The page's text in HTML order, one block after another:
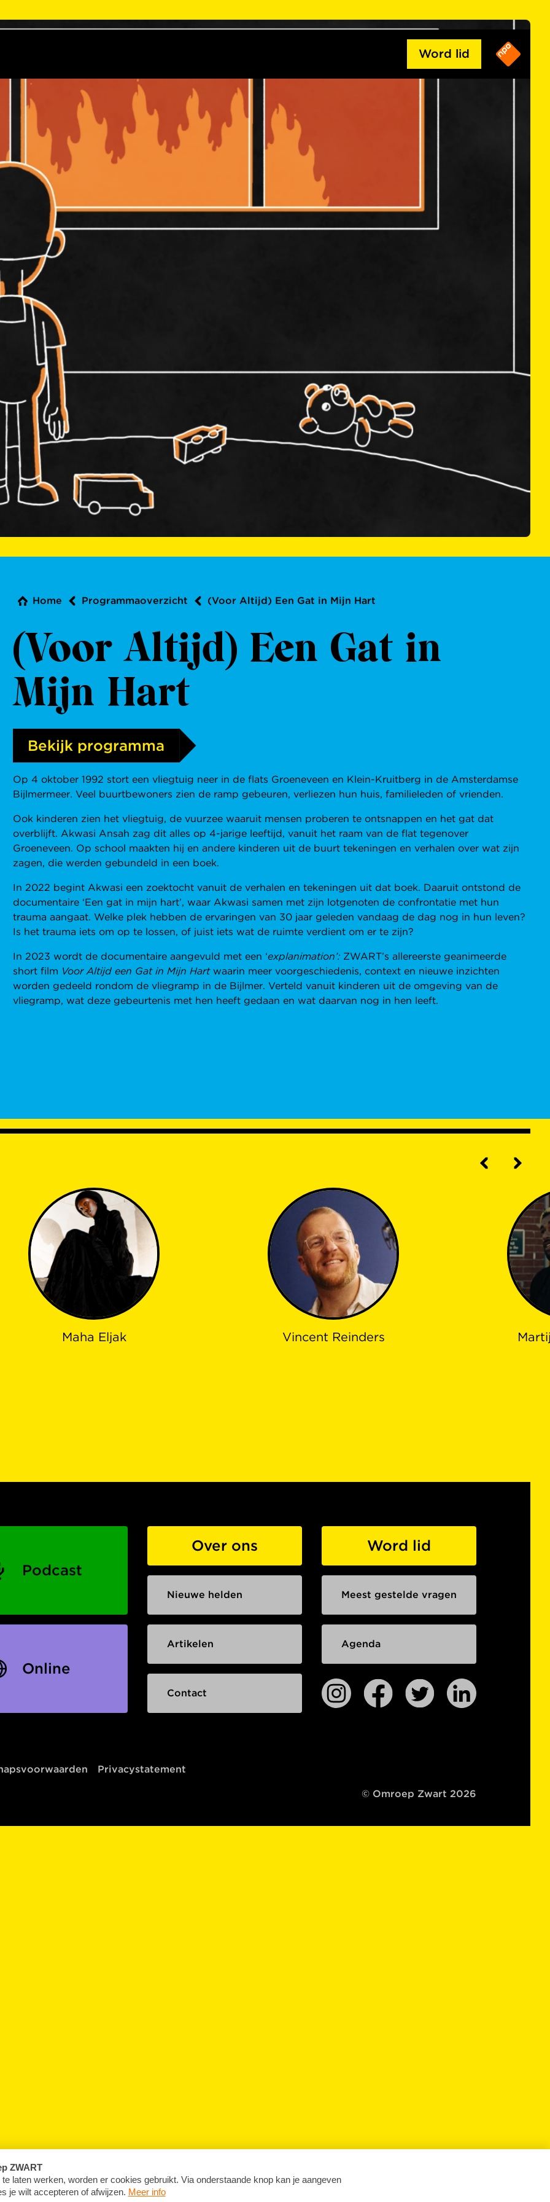
Word lid
Home Programmaoverzicht (Voor Altijd) Een Gat in Mijn Hart
(Voor Altijd) Een Gat in
Mijn Hart
Bekijk programma
Op 4 oktober 1992 stort een vliegtuig neer in de flats Groeneveen en Klein-Kruitberg in de Amsterdamse
Bijlmermeer. Veel buurtbewoners zien de ramp gebeuren, verliezen hun huis, familieleden of vrienden.
Ook kinderen zien het vliegtuig, de vuurzee waaruit mensen proberen te ontsnappen en het gat dat
overblijft. Akwasi Ansah zag dit alles op 4-jarige leeftijd, vanuit het raam van de flat tegenover
Groeneveen. Op school maakten hij en andere kinderen uit de buurt tekeningen en verhalen over wat zijn
zagen, die werden gebundeld in een boek.
In 2022 begint Akwasi een zoektocht vanuit de verhalen en tekeningen uit dat boek. Daaruit ontstond de
documentaire ‘Een gat in mijn hart’, waar Akwasi samen met zijn lotgenoten de confrontatie met hun
trauma aangaat. Welke plek hebben de ervaringen van 30 jaar geleden vandaag de dag nog in hun leven?
Is het trauma iets om op te lossen, of juist iets wat de ruimte verdient om er te zijn?
In 2023 wordt de documentaire aangevuld met een ‘explanimation’: ZWART’s allereerste geanimeerde
short film Voor Altijd een Gat in Mijn Hartwaarin meer voorgeschiedenis, context en nieuwe inzichten
worden gedeeld rondom de vliegramp in de Bijlmer. Verteld vanuit kinderen uit de omgeving van de
vliegramp, wat deze gebeurtenis met hen heeft gedaan en wat daarvan nog in hen leeft.
Maha Eljak Vincent Reinders
Podcast
Online
Over ons Word lid
Nieuwe helden Meest gestelde vragen
Artikelen Agenda
Contact
Privacystatement
© Omroep Zwart 2026